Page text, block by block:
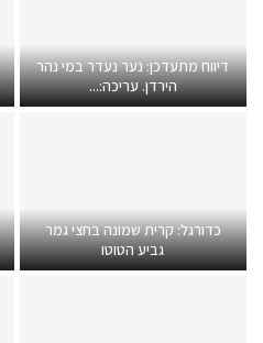
דיווח מתעדכן: נער נעדר במי נהר
הירדן. עריכה:...
כדורגל: קרית שמונה בחצי גמר
גביע הטוטו